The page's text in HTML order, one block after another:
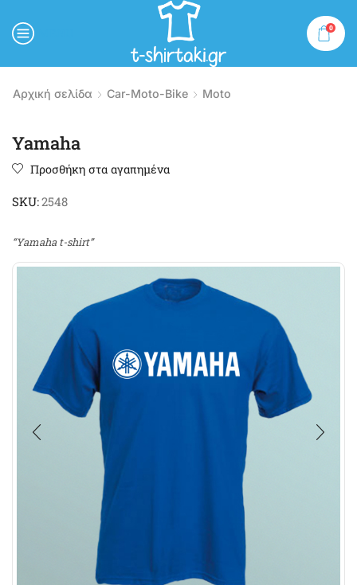
0
Αρχική σελίδα Car-Moto-Bike Moto
Yamaha
Προσθήκη στα αγαπημένα
SKU:2548
“Yamaha t-shirt”